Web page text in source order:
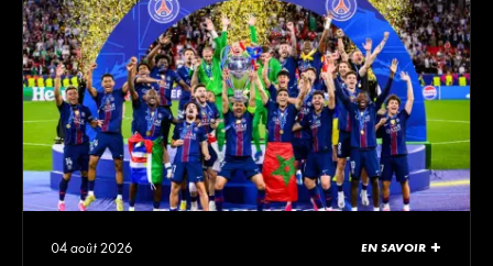
04 août 2026 EN SAVOIR +